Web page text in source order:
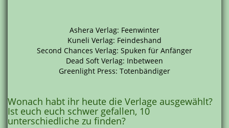
Ashera Verlag: Feenwinter
Kuneli Verlag: Feindeshand
Second Chances Verlag: Spuken für Anfänger
Dead Soft Verlag: Inbetween
Greenlight Press: Totenbändiger
Wonach habt ihr heute die Verlage ausgewählt?
Ist euch euch schwer gefallen, 10
unterschiedliche zu finden?